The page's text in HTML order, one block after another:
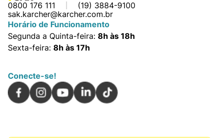
0800 176 111
(19) 3884-9100
sak.karcher@karcher.com.br
Horário de Funcionamento
Segunda a Quinta-feira: 8h às 18h
Sexta-feira: 8h às 17h
Conecte-se!